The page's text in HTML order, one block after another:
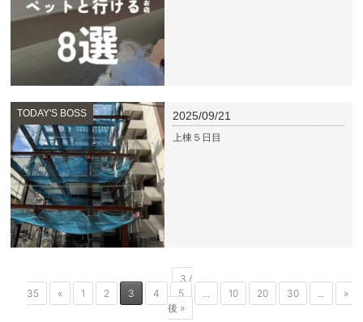
TODAY'S BOSS 2025/09/21
上棟５日目
3 /
35
« 1 2 3 4 5 ... 10 20 30 ...
»
後 »